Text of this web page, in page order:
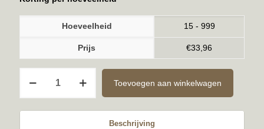
Hoeveelheid 15 - 999
Prijs €33,96
Toevoegen aan winkelwagen
Beschrijving